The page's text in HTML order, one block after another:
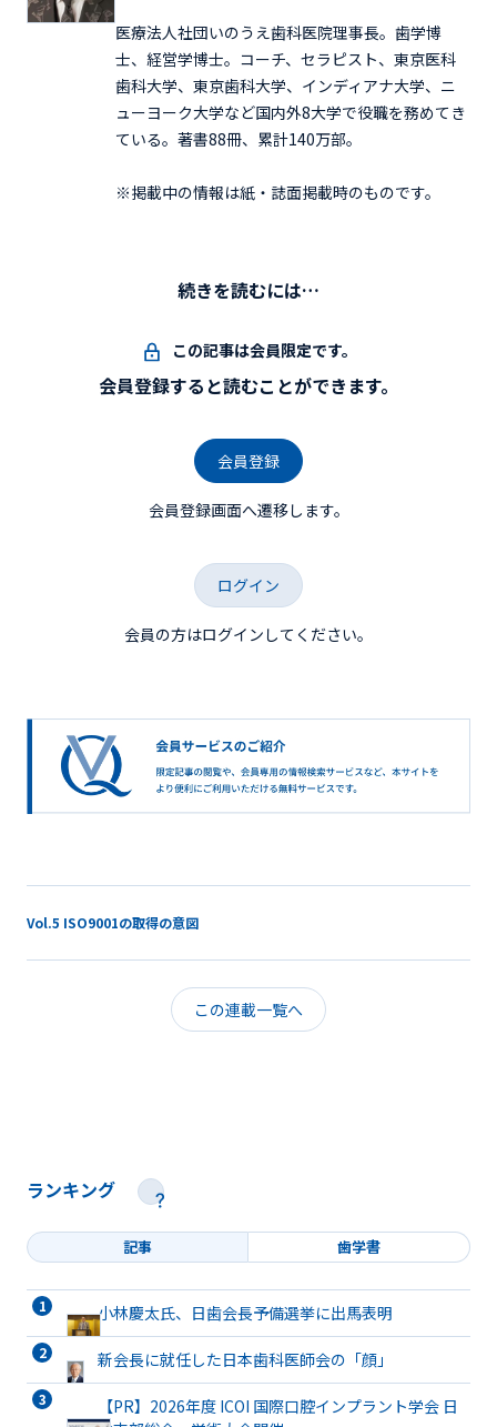
医療法人社団いのうえ歯科医院理事長。歯学博
士、経営学博士。コーチ、セラピスト、東京医科
歯科大学、東京歯科大学、インディアナ大学、ニ
ューヨーク大学など国内外8大学で役職を務めてき
ている。著書88冊、累計140万部。
※掲載中の情報は紙・誌面掲載時のものです。
続きを読むには…
この記事は会員限定です。
会員登録すると読むことができます。
会員登録
会員登録画面へ遷移します。
ログイン
会員の方はログインしてください。
Vol.5 ISO9001の取得の意図
この連載一覧へ
ランキング
記事 歯学書
小林慶太氏、日歯会長予備選挙に出馬表明
新会長に就任した日本歯科医師会の「顔」
【PR】2026年度 ICOI 国際口腔インプラント学会 日